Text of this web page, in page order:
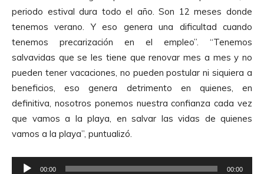
u
d
o
periodo estival dura todo el año. Son 12 meses donde
tenemos verano. Y eso genera una dificultad cuando
tenemos precarización en el empleo”. “Tenemos
salvavidas que se les tiene que renovar mes a mes y no
pueden tener vacaciones, no pueden postular ni siquiera a
beneficios, eso genera detrimento en quienes, en
definitiva, nosotros ponemos nuestra confianza cada vez
que vamos a la playa, en salvar las vidas de quienes
vamos a la playa”, puntualizó.
00:00 00:00